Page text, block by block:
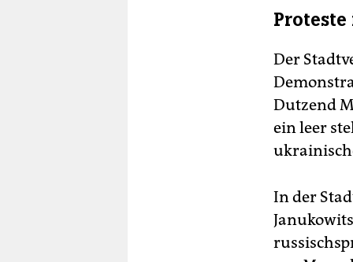
Der
Dutzend
ein leer
In der